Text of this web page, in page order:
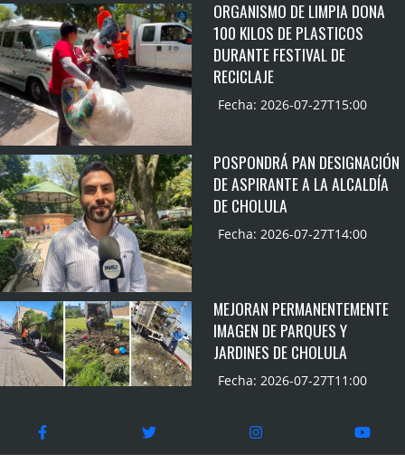
ORGANISMO DE LIMPIA DONA
100 KILOS DE PLASTICOS
DURANTE FESTIVAL DE
RECICLAJE
Fecha: 2026-07-27T15:00
POSPONDRÁ PAN DESIGNACIÓN
DE ASPIRANTE A LA ALCALDÍA
DE CHOLULA
Fecha: 2026-07-27T14:00
MEJORAN PERMANENTEMENTE
IMAGEN DE PARQUES Y
JARDINES DE CHOLULA
Fecha: 2026-07-27T11:00